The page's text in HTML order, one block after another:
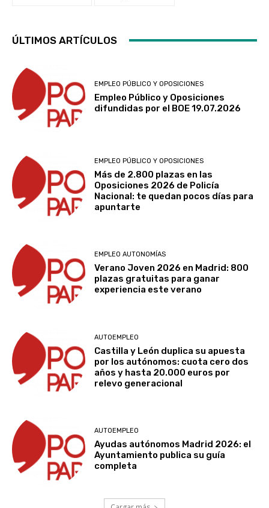
ÚLTIMOS ARTÍCULOS
EMPLEO PÚBLICO Y OPOSICIONES
Empleo Público y Oposiciones
difundidas por el BOE 19.07.2026
EMPLEO PÚBLICO Y OPOSICIONES
Más de 2.800 plazas en las
Oposiciones 2026 de Policía
Nacional: te quedan pocos días para
apuntarte
EMPLEO AUTONOMÍAS
Verano Joven 2026 en Madrid: 800
plazas gratuitas para ganar
experiencia este verano
AUTOEMPLEO
Castilla y León duplica su apuesta
por los autónomos: cuota cero dos
años y hasta 20.000 euros por
relevo generacional
AUTOEMPLEO
Ayudas autónomos Madrid 2026: el
Ayuntamiento publica su guía
completa